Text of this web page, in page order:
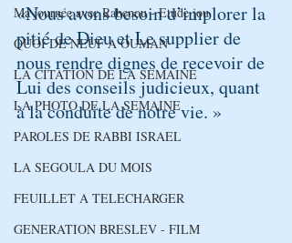
Ma journée avec Rabenou - Etude jou
QUOI DE NEUF A OUMAN
LA CITATION DE LA SEMAINE
LA PHOTO DE LA SEMAINE
PAROLES DE RABBI ISRAEL
LA SEGOULA DU MOIS
FEUILLET A TELECHARGER
GENERATION BRESLEV - FILM
«Nous avons besoin d’implorer la
pitié de Dieu et Le supplier de
nous rendre dignes de recevoir de
Lui des conseils judicieux, quant
à la conduite de notre vie. »